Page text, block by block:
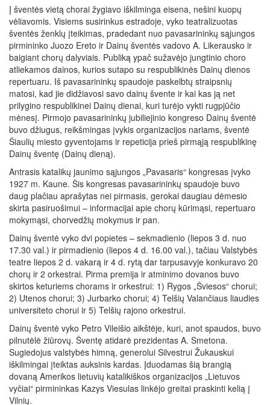
Į šventės vietą chorai žygiavo iškilminga eisena, nešini kuopų
vėliavomis. Visiems susirinkus estradoje, vyko teatralizuotas
šventės ženklų įteikimas, pradedant nuo pavasarininkų sąjungos
pirmininko Juozo Ereto ir Dainų šventės vadovo A. Likerausko ir
baigiant chorų dalyviais. Publiką ypač sužavėjo jungtinio choro
atliekamos dainos, kurios sutapo su respublikinės Dainų dienos
repertuaru. Iš pavasarininkų spaudoje paskelbtų straipsnių
matosi, kad jie didžiavosi savo dainų švente ir kai kas ją net
prilygino respublikinei Dainų dienai, kuri turėjo vykti rugpjūčio
mėnesį. Pirmojo pavasarininkų jubiliejinio kongreso Dainų šventė
buvo džiugus, reikšmingas įvykis organizacijos nariams, šventė
Šiaulių miesto gyventojams ir repeticija prieš pirmąją respublikinę
Dainų šventę (Dainų dieną).
Antrasis katalikų jaunimo sąjungos „Pavasaris“ kongresas įvyko
1927 m. Kaune. Šis kongresas pavasarininkų spaudoje buvo
daug plačiau aprašytas nei pirmasis, gerokai daugiau dėmesio
skirta pasiruošimui – informacijai apie chorų kūrimąsi, repertuaro
mokymąsi, chorvedžių mokymus ir pan.
Dainų šventė vyko dvi popietes – sekmadienio (liepos 3 d. nuo
17.30 val.) ir pirmadienio (liepos 4 d. 16.00 val.), tačiau Valstybės
teatre liepos 2 d. vakarą ir 4 d. rytą dar tarpusavyje konkuravo 20
chorų ir 2 orkestrai. Pirma premija ir atminimo dovanos buvo
skirtos keturiems chorams ir orkestrui: 1) Rygos „Šviesos“ chorui;
2) Utenos chorui; 3) Jurbarko chorui; 4) Telšių Valančiaus liaudies
universiteto chorui ir 5) Telšių rajono orkestrui.
Dainų šventė vyko Petro Vileišio aikštėje, kuri, anot spaudos, buvo
pilnutėlė žiūrovų. Šventę atidarė prezidentas A. Smetona.
Sugiedojus valstybės himną, generolui Silvestrui Žukauskui
iškilmingai įteiktas auksinis kardas. Įduodamas šią brangią
dovaną Amerikos lietuvių katalikiškos organizacijos „Lietuvos
vyčiai“ pirmininkas Kazys Viesulas linkėjo greitai praskinti kelią į
Vilnių.